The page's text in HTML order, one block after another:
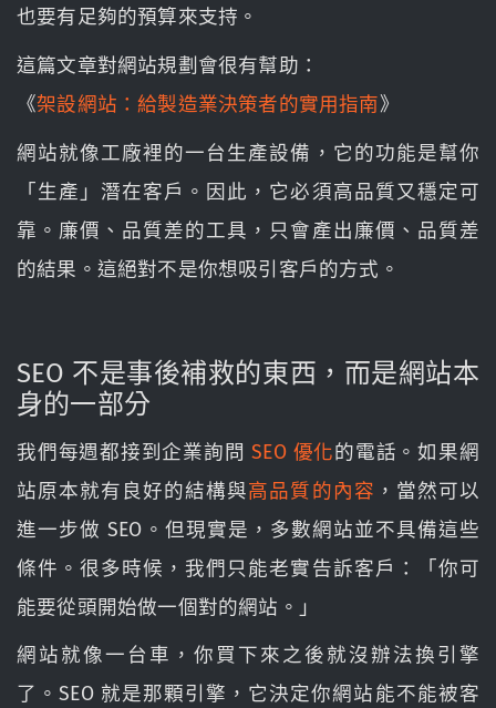
也要有足夠的預算來支持。
這篇文章對網站規劃會很有幫助：
《架設網站：給製造業決策者的實用指南》
網站就像工廠裡的一台生產設備，它的功能是幫你
「生產」潛在客戶。因此，它必須高品質又穩定可
靠。廉價、品質差的工具，只會產出廉價、品質差
的結果。這絕對不是你想吸引客戶的方式。
SEO 不是事後補救的東西，而是網站本
身的一部分
我們每週都接到企業詢問SEO 優化的電話。如果網
站原本就有良好的結構與高品質的內容 ，當然可以
進一步做 SEO。但現實是，多數網站並不具備這些
條件。很多時候，我們只能老實告訴客戶：「你可
能要從頭開始做一個對的網站。」
網站就像一台車，你買下來之後就沒辦法換引擎
了。SEO 就是那顆引擎，它決定你網站能不能被客